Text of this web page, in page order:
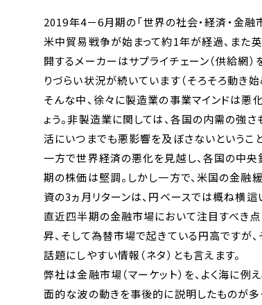
2019年4－6月期の「世界の社会・経済・金融
米中貿易戦争が始まって約1年が経過、また
開するメーカーはサプライチェーン（供給網
りづらい状況が続いています（そろそろ動き
そんな中、徐々に製造業の事業マインドは悪
ょう。非製造業に関しては、各国の内需の強
活にいつまでも悪影響を及ぼさないというこ
一方で世界経済の悪化を見越し、各国の中央
期の株価は堅調。しかし一方で、米国の金
資の3ヵ月リターンは、円ベースでは概ね横這
直近四半期の金融市場において注目すべき
昇、そして為替市場で起きている円高ですが
話題にしやすい情報（ネタ）とも言えます。
弊社は金融市場（マーケット）を、よく海に例
面的な波の動きを事後的に説明したものが多